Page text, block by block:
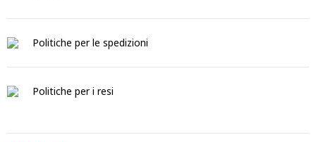
Politiche per le spedizioni
Politiche per i resi